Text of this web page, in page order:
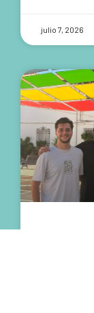
julio 7, 2026